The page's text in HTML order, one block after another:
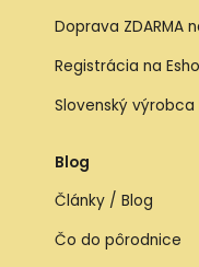
Doprava ZDARMA
Registrácia na
Slovenský výrobca
Blog
Články / Blog
Čo do pôrodnice